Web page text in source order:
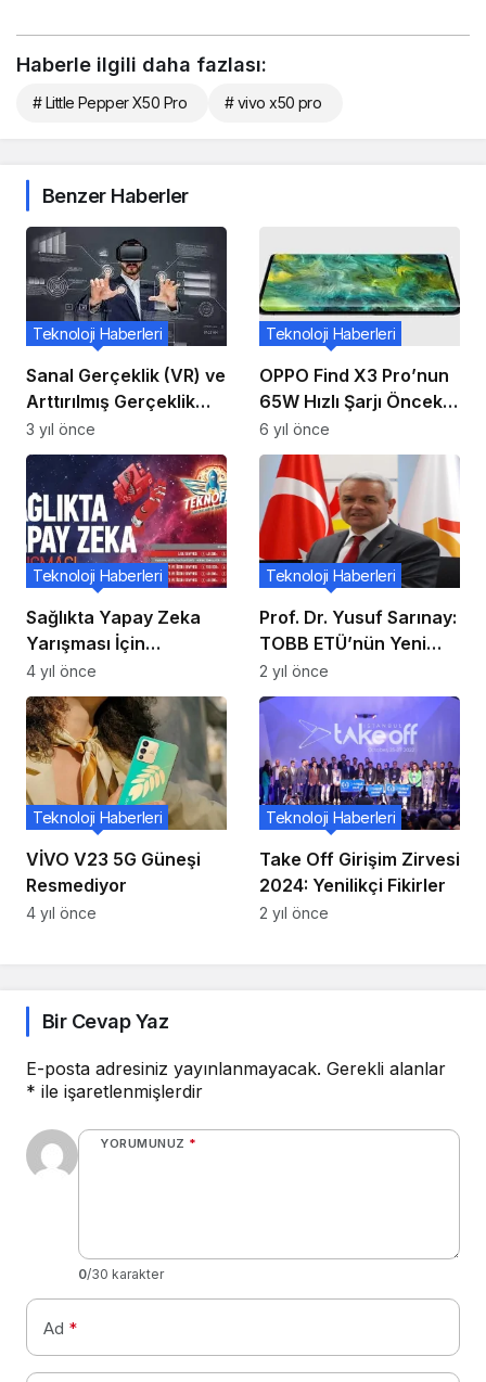
Haberle ilgili daha fazlası:
# Little Pepper X50 Pro # vivo x50 pro
Benzer Haberler
Sanal Gerçeklik (VR) ve
Arttırılmış Gerçeklik
(AR) Uygulamaları
Teknoloji Haberleri
3 yıl önce
OPPO Find X3 Pro’nun
65W Hızlı Şarjı Önceki
Nesle Göre% 20 Daha
Hızlı Olacak
Teknoloji Haberleri
6 yıl önce
Sağlıkta Yapay Zeka
Yarışması İçin
Başvurular Devam
Ediyor
Teknoloji Haberleri
4 yıl önce
Prof. Dr. Yusuf Sarınay:
TOBB ETÜ’nün Yeni
Rektörü
Teknoloji Haberleri
2 yıl önce
VİVO V23 5G Güneşi
Resmediyor
Teknoloji Haberleri
4 yıl önce
Take Off Girişim Zirvesi
2024: Yenilikçi Fikirler
Teknoloji Haberleri
2 yıl önce
Bir Cevap Yaz
E-posta adresiniz yayınlanmayacak. Gerekli alanlar
* ile işaretlenmişlerdir
YORUMUNUZ *
0/30 karakter
Ad *